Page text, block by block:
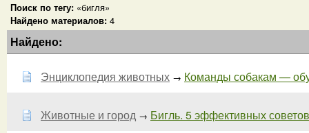
Поиск по тегу: «бигля»
Найдено материалов: 4
Найдено:
Энциклопедия животных → Команды собакам —
Животные и город → Бигль. 5 эффективных